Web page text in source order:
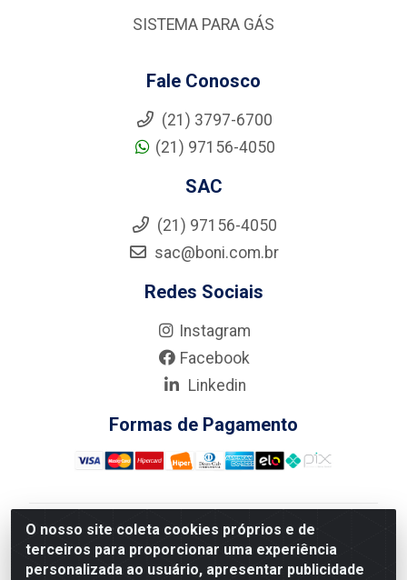
O nosso site coleta cookies próprios e de
terceiros para proporcionar uma experiência
personalizada ao usuário, apresentar publicidade
SISTEMA PARA GÁS
Fale Conosco
(21) 3797-6700
(21) 97156-4050
SAC
(21) 97156-4050
sac@boni.com.br
Redes Sociais
Instagram
Facebook
Linkedin
Formas de Pagamento
Nova Boni Distribuidora de Material de Construção LTDA
- Rua Alice Tibiriçá, 330 - Vila Da Penha, Rio de
Janeiro/RJ - CEP: 21.210-110 - CNPJ: 11.003.135/0001-